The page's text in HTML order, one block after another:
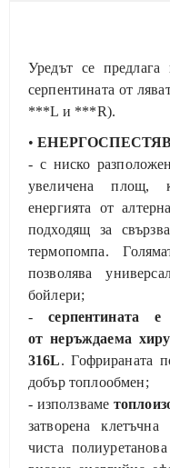
Уредът се
серпентината от
***L и ***R).
•
- с ниско
увеличена площ,
енергията от
подходящ за
термопомпа.
позволява
бойлери;
-серпентината
от неръждаема
316L. Гофрираната
добър топлообмен;
- използваме
затворена
чиста